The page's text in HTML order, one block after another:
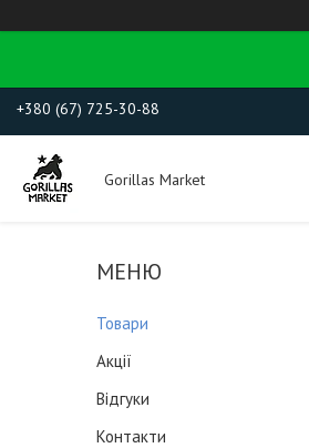
+380 (67) 725-30-88
Gorillas Market
Товари
Акції
Відгуки
Контакти